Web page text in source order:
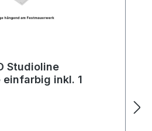
Studioline
einfarbig inkl. 1